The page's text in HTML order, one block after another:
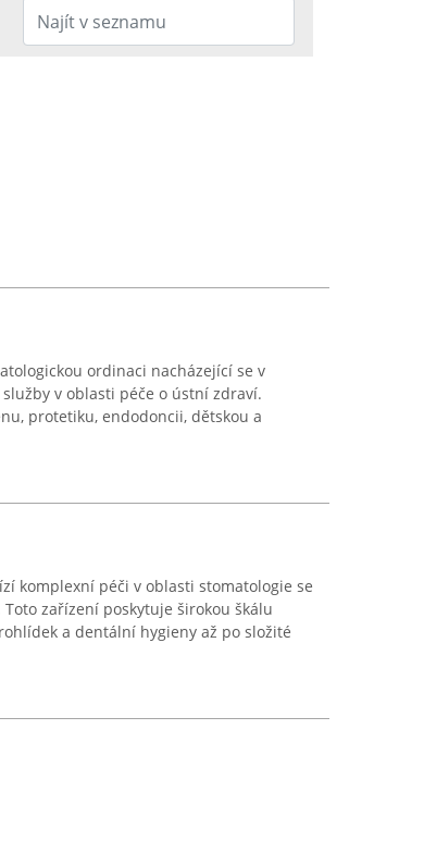
ordinaci nacházející se v
v oblasti péče o ústní zdraví.
protetiku, endodoncii, dětskou a
komplexní péči v oblasti stomatologie se
zařízení poskytuje širokou škálu
a dentální hygieny až po složité